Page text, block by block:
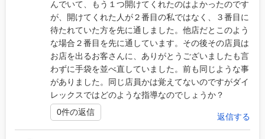
んでいて、もう１つ開けてくれたのはよかったのです
が、開けてくれた人が２番目の私ではなく、３番目に
待たれていた方を先に通しました。他店だとこのよう
な場合２番目を先に通しています。その後その店員は
お店を出るお客さんに、ありがとうございましたも言
わずに手袋を並べ直していました。前も同じような事
がありました。同じ店員かは覚えてないのですがダイ
レックスではどのような指導なのでしょうか？
返信する
0件の返信